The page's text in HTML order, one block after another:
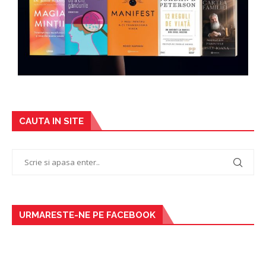
CAUTA IN SITE
URMARESTE-NE PE FACEBOOK